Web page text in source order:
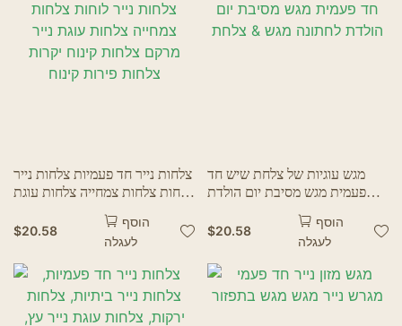
צלחות נייר חד פעמיות צלחות נייר
לוחות צלחות צמחייה צלחות עוגת
נייר מרקם צלחות קינוח יקרות
צלחות פירות קינוח
$20.58
הוסף
לעגלה
מגש עוגיות של צלחת שיש חד
פעמית מגש מסיבת יום הולדת
לחתונה מגש & צלחת
$20.58
הוסף
לעגלה